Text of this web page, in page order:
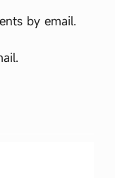
by email.